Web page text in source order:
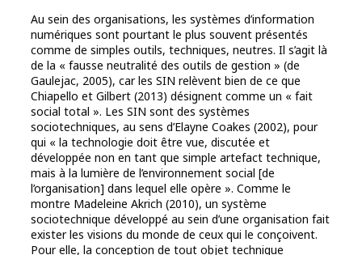
Au sein des organisations, les systèmes d’information
numériques sont pourtant le plus souvent présentés
comme de simples outils, techniques, neutres. Il s’agit là
de la « fausse neutralité des outils de gestion » (de
Gaulejac, 2005), car les SIN relèvent bien de ce que
Chiapello et Gilbert (2013) désignent comme un « fait
social total ». Les SIN sont des systèmes
sociotechniques, au sens d’Elayne Coakes (2002), pour
qui « la technologie doit être vue, discutée et
développée non en tant que simple artefact technique,
mais à la lumière de l’environnement social [de
l’organisation] dans lequel elle opère ». Comme le
montre Madeleine Akrich (2010), un système
sociotechnique développé au sein d’une organisation fait
exister les visions du monde de ceux qui le conçoivent.
Pour elle, la conception de tout objet technique